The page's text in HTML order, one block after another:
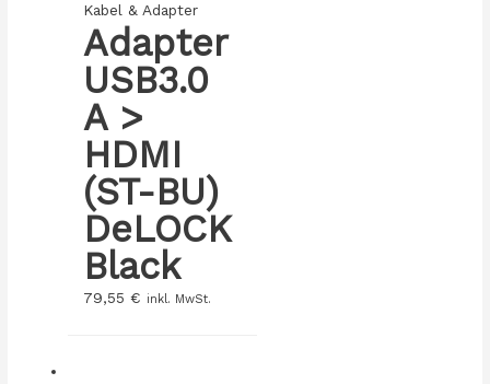
Kabel & Adapter
Adapter
USB3.0
A >
HDMI
(ST-BU)
DeLOCK
Black
79,55 € inkl. MwSt.